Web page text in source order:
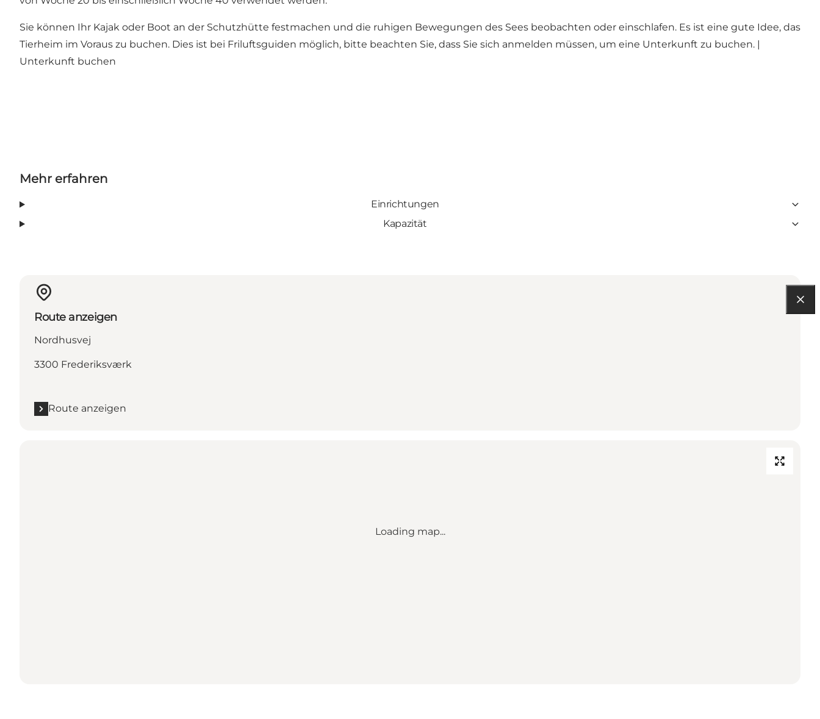
Sie können Ihr Kajak oder Boot an der Schutzhütte festmachen und die ruhigen Bewegungen des Sees beobachten oder einschlafen. Es ist eine gute Idee, das
Tierheim im Voraus zu buchen. Dies ist bei Friluftsguiden möglich, bitte beachten Sie, dass Sie sich anmelden müssen, um eine Unterkunft zu buchen. |
Unterkunft buchen
Mehr erfahren
Einrichtungen
Kapazität
Route anzeigen
Nordhusvej
3300 Frederiksværk
Route anzeigen
Loading map...